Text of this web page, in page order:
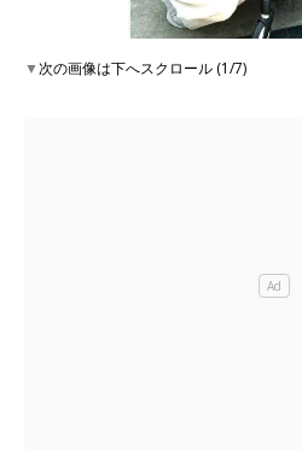
▼次の画像は下へスクロール (1/7)